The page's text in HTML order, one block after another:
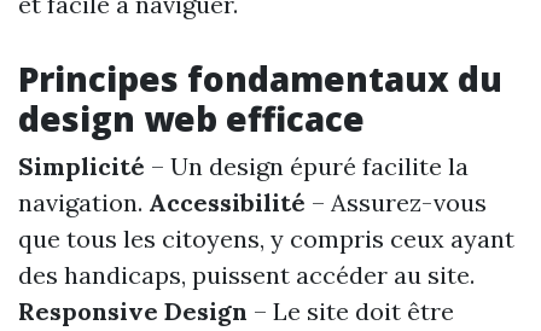
Principes fondamentaux du
design web efficace
Simplicité – Un design épuré facilite la
navigation. Accessibilité – Assurez-vous
que tous les citoyens, y compris ceux ayant
des handicaps, puissent accéder au site.
Responsive Design – Le site doit être